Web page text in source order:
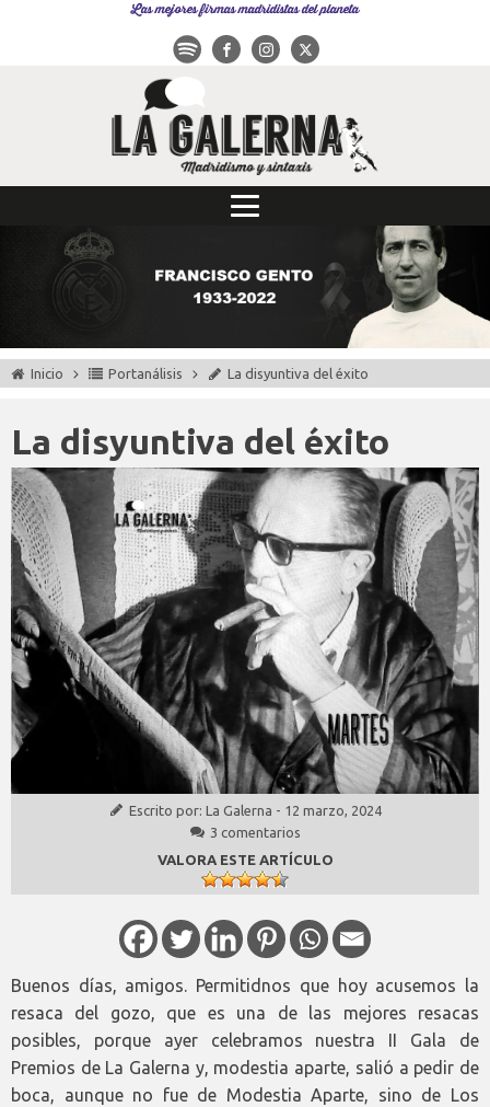
Las mejores firmas madridistas del planeta
Inicio Portanálisis La disyuntiva del éxito
La disyuntiva del éxito
Escrito por: La Galerna - 12 marzo, 2024
3 comentarios
VALORA ESTE ARTÍCULO
Buenos días, amigos. Permitidnos que hoy acusemos la
resaca del gozo, que es una de las mejores resacas
posibles, porque ayer celebramos nuestra II Gala de
Premios de La Galerna y, modestia aparte, salió a pedir de
boca, aunque no fue de Modestia Aparte, sino de Los